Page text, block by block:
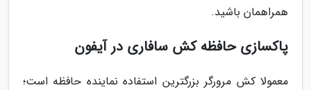
همراهمان باشید.
پاکسازی حافظه کش سافاری در آیفون
معمولا کش مرورگر بزرگترین استفاده نماینده حافظه است؛